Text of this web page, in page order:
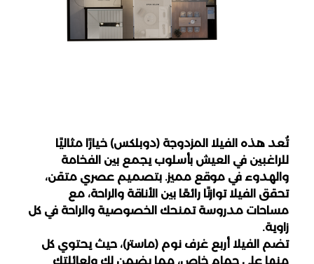
تُعد هذه الفيلا المزدوجة (دوبلكس) خيارًا مثاليًا
للراغبين في العيش بأسلوب يجمع بين الفخامة
والهدوء في موقع مميز. بتصميم عصري متقن،
تحقق الفيلا توازنًا رائعًا بين الأناقة والراحة، مع
مساحات مدروسة تمنحك الخصوصية والراحة في كل
زاوية.
تضم الفيلا أربع غرف نوم (ماستر)، حيث يحتوي كل
منها على حمام خاص، مما يضمن لك ولعائلتك